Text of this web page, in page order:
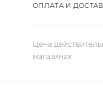
ОПЛАТА И
Цена
магазинах